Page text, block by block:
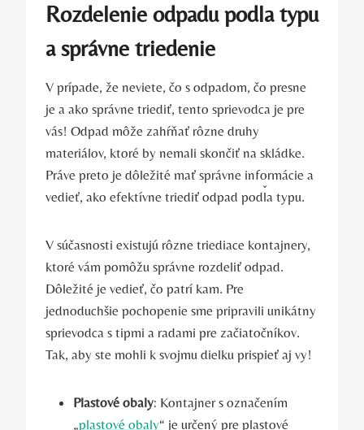
Rozdelenie odpadu podľa typu
a správne triedenie
V prípade, že neviete, čo s odpadom, čo presne
je a ako správne triediť, tento sprievodca je pre
vás! Odpad môže zahŕňať rôzne druhy
materiálov, ktoré by nemali skončiť na skládke.
Práve preto je dôležité mať správne informácie a
vedieť, ako efektívne triediť odpad podľa typu.
V súčasnosti existujú rôzne triediace kontajnery,
ktoré vám pomôžu správne rozdeliť odpad.
Dôležité je vedieť, čo patrí kam. Pre
jednoduchšie pochopenie sme pripravili unikátny
sprievodca s tipmi a radami pre začiatočníkov.
Tak, aby ste mohli k svojmu dielku prispieť aj vy!
Plastové obaly: Kontajner s označením
„plastové obaly“ je určený pre plastové